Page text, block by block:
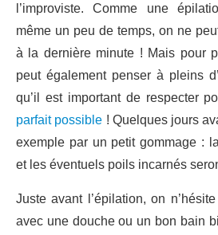
l’improviste. Comme une
même un peu de temps, on ne
à la dernière minute ! Mais pour
peut également penser à pleins
qu’il est important de respecter
parfait possible ! Quelques jours
exemple par un petit gommage :
et les éventuels poils incarnés
Juste avant l’épilation, on
avec une douche ou un bon bain